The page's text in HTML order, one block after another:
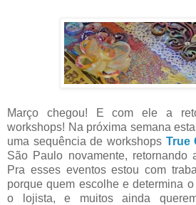
Março chegou! E com ele a
workshops! Na próxima semana
uma sequência de workshops True
São Paulo novamente, retornando
Pra esses eventos estou com
porque quem escolhe e determina
o lojista, e muitos ainda